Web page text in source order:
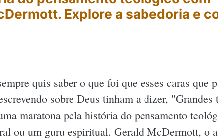
Explore a sabedoria e
quis saber o que foi que esses caras que
sobre Deus tinham a dizer, "Grandes
maratona pela história do pensamento
ou um guru espiritual. Gerald McDermott, o